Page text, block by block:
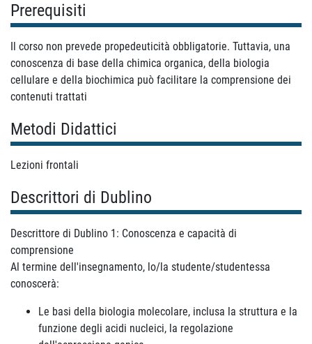
Prerequisiti
Il corso non prevede propedeuticità obbligatorie. Tuttavia, una
conoscenza di base della chimica organica, della biologia
cellulare e della biochimica può facilitare la comprensione dei
contenuti trattati
Metodi Didattici
Lezioni frontali
Descrittori di Dublino
Descrittore di Dublino 1: Conoscenza e capacità di
comprensione
Al termine dell'insegnamento, lo/la studente/studentessa
conoscerà:
Le basi della biologia molecolare, inclusa la struttura e la
funzione degli acidi nucleici, la regolazione